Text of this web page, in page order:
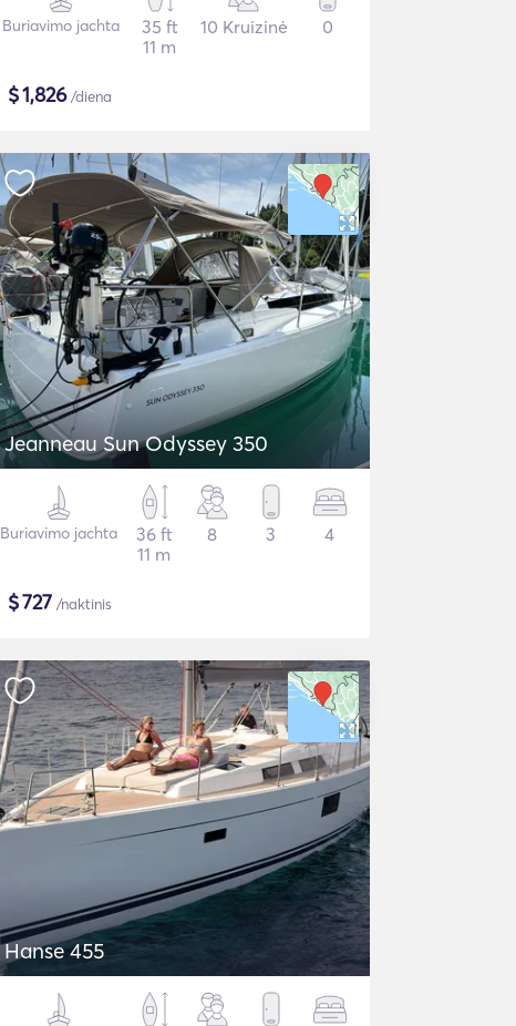
Buriavimo jachta
35 ft
11 m
10 Kruizinė 0
$1,826/diena
Jeanneau Sun Odyssey 350
Buriavimo jachta
36 ft
11 m
8 3 4
$727 /naktinis
Hanse 455